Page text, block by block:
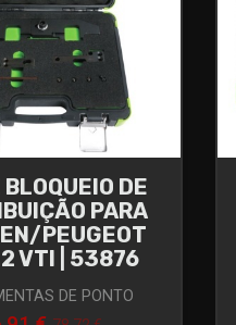
DE
PARA
PEUGEOT
VTI | 53876
DE PONTO